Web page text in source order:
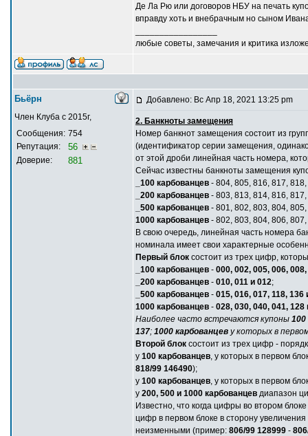
Де Ла Рю или договоров НБУ на печать
вправду хоть и внебрачным но сыном
любые советы, замечания и критика
Бьёрн
Член Клуба с 2015г,
Сообщения: 754
Репутация:
56
Доверие: 881
Добавлено: Вс Апр 18, 2021 13:25 pm
2. Банкноты замещения
Номер банкнот замещения состоит из
(идентификатор серии замещения,
от этой дроби линейная часть номера,
Сейчас известны банкноты замещения
_100 карбованцев - 804, 805, 816, 817,
_200 карбованцев - 803, 813, 814, 816,
_500 карбованцев - 801, 802, 803, 804,
1000 карбованцев - 802, 803, 804, 806,
В свою очередь, линейная часть номера
номинала имеет свои характерные
Первый блок состоит из трех цифр,
_100 карбованцев - 000, 002, 005, 006,
_200 карбованцев - 010, 011 и 012;
_500 карбованцев - 015, 016, 017, 118, 136
1000 карбованцев - 028, 030, 040, 041, 128
Наиболее часто встречаются купоны 100
137; 1000 карбованцев у которых в
Второй блок состоит из трех цифр -
у 100 карбованцев , у которых в первом
818/99 146490);
у 100 карбованцев , у которых в первом
у 200, 500 и 1000 карбованцев диапазон
Известно, что когда цифры во втором
цифр в первом блоке в сторону
неизменными (пример: 806/99 128999 -